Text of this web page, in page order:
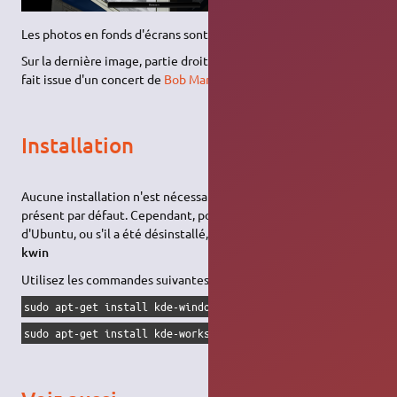
Les photos en fonds d'écrans sont de
Sur la dernière image, partie droite (effet cube) la photo est en
fait issue d'un concert de Bob Marley
Installation
Aucune installation n'est nécessaire sous Kubuntu, il est
présent par défaut. Cependant, pour d'autres variantes
d'Ubuntu, ou s'il a été désinstallé, il suffit d'
kwin
Utilisez les commandes suivantes :
sudo apt-get install kde-window-manager
sudo apt-get install kde-workspace-bin